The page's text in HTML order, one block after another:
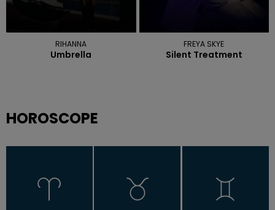
RIHANNA
Umbrella
FREYA SKYE
Silent Treatment
HOROSCOPE